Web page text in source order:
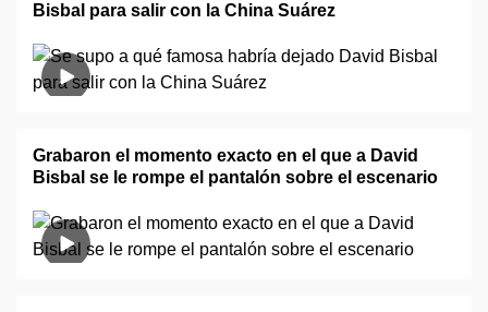
Bisbal para salir con la China Suárez
Grabaron el momento exacto en el que a David
Bisbal se le rompe el pantalón sobre el escenario